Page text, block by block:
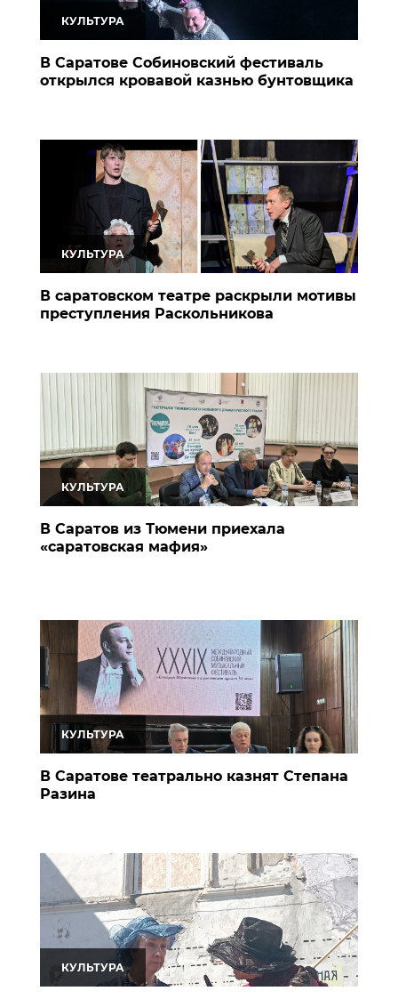
КУЛЬТУРА
В Саратове Собиновский фестиваль
открылся кровавой казнью бунтовщика
КУЛЬТУРА
В саратовском театре раскрыли мотивы
преступления Раскольникова
КУЛЬТУРА
В Саратов из Тюмени приехала
«саратовская мафия»
КУЛЬТУРА
В Саратове театрально казнят Степана
Разина
КУЛЬТУРА